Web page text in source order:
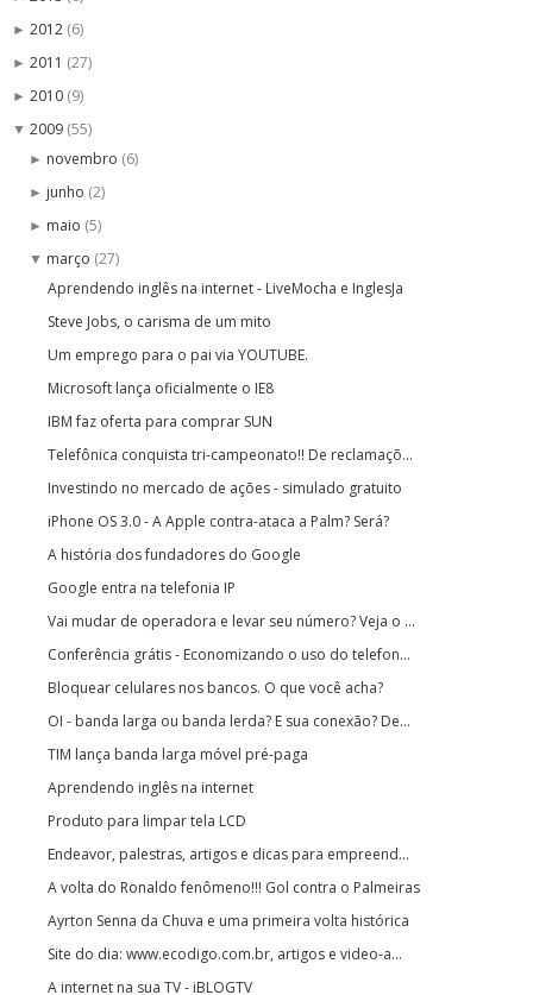
► 2012 (6)
► 2011 (27)
► 2010 (9)
▼ 2009 (55)
► novembro (6)
► junho (2)
► maio (5)
▼ março (27)
Aprendendo inglês na internet - LiveMocha e InglesJa
Steve Jobs, o carisma de um mito
Um emprego para o pai via YOUTUBE.
Microsoft lança oficialmente o IE8
IBM faz oferta para comprar SUN
Telefônica conquista tri-campeonato!! De reclamaçõ...
Investindo no mercado de ações - simulado gratuito
iPhone OS 3.0 - A Apple contra-ataca a Palm? Será?
A história dos fundadores do Google
Google entra na telefonia IP
Vai mudar de operadora e levar seu número? Veja o ...
Conferência grátis - Economizando o uso do telefon...
Bloquear celulares nos bancos. O que você acha?
OI - banda larga ou banda lerda? E sua conexão? De...
TIM lança banda larga móvel pré-paga
Aprendendo inglês na internet
Produto para limpar tela LCD
Endeavor, palestras, artigos e dicas para empreend...
A volta do Ronaldo fenômeno!!! Gol contra o Palmeiras
Ayrton Senna da Chuva e uma primeira volta histórica
Site do dia: www.ecodigo.com.br, artigos e video-a...
A internet na sua TV - iBLOGTV